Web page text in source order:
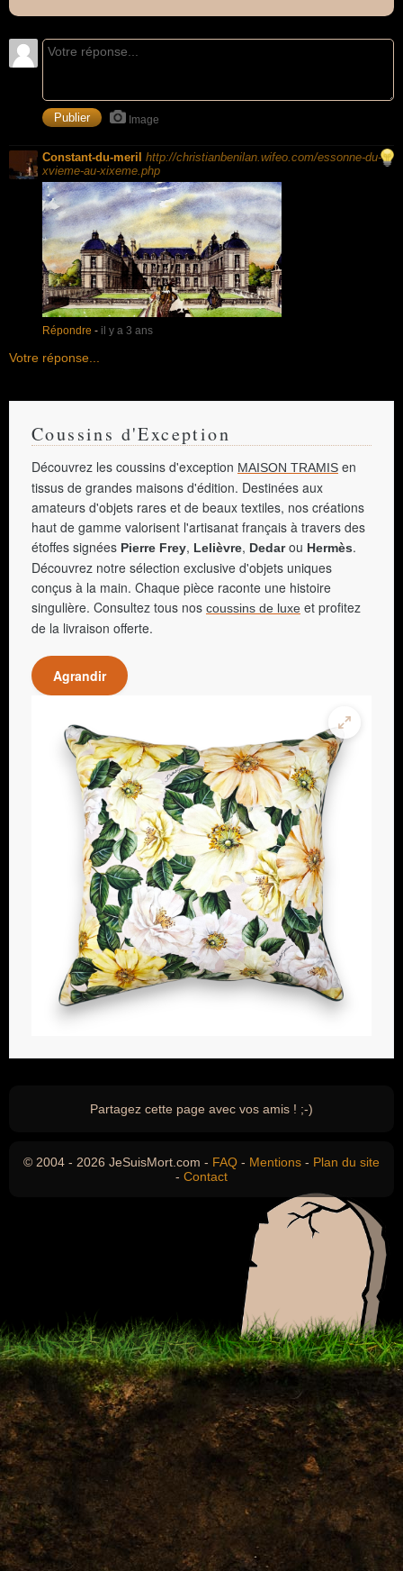
Image
Constant-du-meril http://christianbenilan.wifeo.com/essonne-du-
xvieme-au-xixeme.php
Répondre - il y a 3 ans
Votre réponse...
Coussins d'Exception
Découvrez les coussins d'exception MAISON TRAMIS en
tissus de grandes maisons d'édition. Destinées aux
amateurs d'objets rares et de beaux textiles, nos créations
haut de gamme valorisent l'artisanat français à travers des
étoffes signées Pierre Frey, Lelièvre, Dedarou Hermès.
Découvrez notre sélection exclusive d'objets uniques
conçus à la main. Chaque pièce raconte une histoire
singulière. Consultez tous nos coussins de luxe et profitez
de la livraison offerte.
Agrandir
Partagez cette page avec vos amis ! ;-)
© 2004 - 2026 JeSuisMort.com - FAQ - Mentions - Plan du site
- Contact